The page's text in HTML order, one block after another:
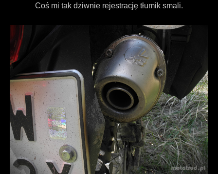
Coś mi tak dziwnie rejestrację tłumik smali.